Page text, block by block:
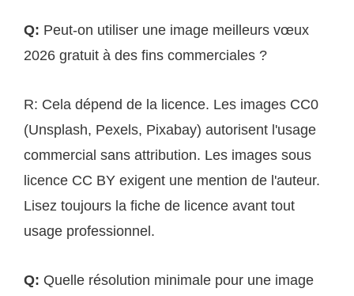
Q: Peut-on utiliser une image meilleurs vœux
2026 gratuit à des fins commerciales ?
R: Cela dépend de la licence. Les images CC0
(Unsplash, Pexels, Pixabay) autorisent l'usage
commercial sans attribution. Les images sous
licence CC BY exigent une mention de l'auteur.
Lisez toujours la fiche de licence avant tout
usage professionnel.
Q: Quelle résolution minimale pour une image